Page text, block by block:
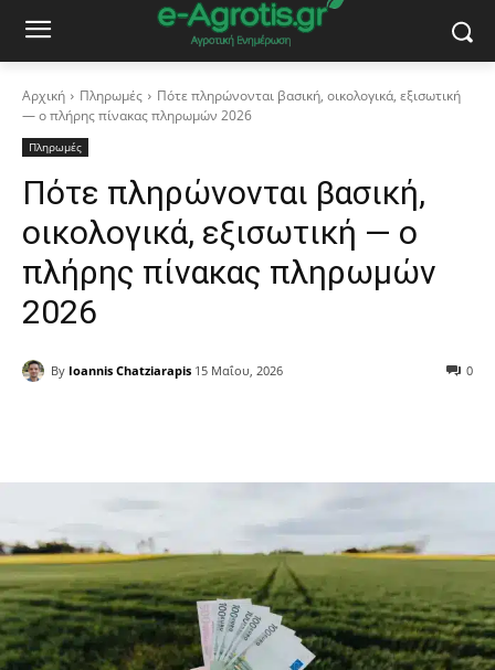
Αρχική Πληρωμές
Πότε πληρώνονται βασική, οικολογικά, εξισωτική
— ο πλήρης πίνακας πληρωμών 2026
Πληρωμές
Πότε πληρώνονται βασική,
οικολογικά, εξισωτική — ο
πλήρης πίνακας πληρωμών
2026
By Ioannis Chatziarapis 15 Μαΐου, 2026 0